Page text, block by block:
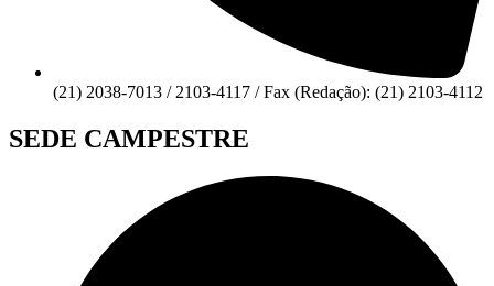
(21) 2038-7013 / 2103-4117 / Fax (Redação): (21) 2103-4112
SEDE CAMPESTRE